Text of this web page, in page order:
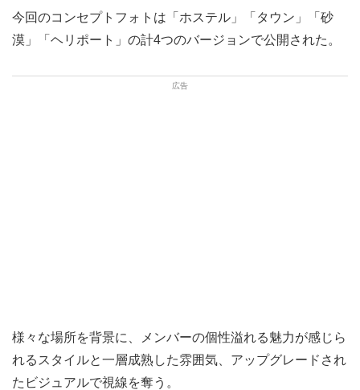
今回のコンセプトフォトは「ホステル」「タウン」「砂
漠」「ヘリポート」の計4つのバージョンで公開された。
様々な場所を背景に、メンバーの個性溢れる魅力が感じら
れるスタイルと一層成熟した雰囲気、アップグレードされ
たビジュアルで視線を奪う。